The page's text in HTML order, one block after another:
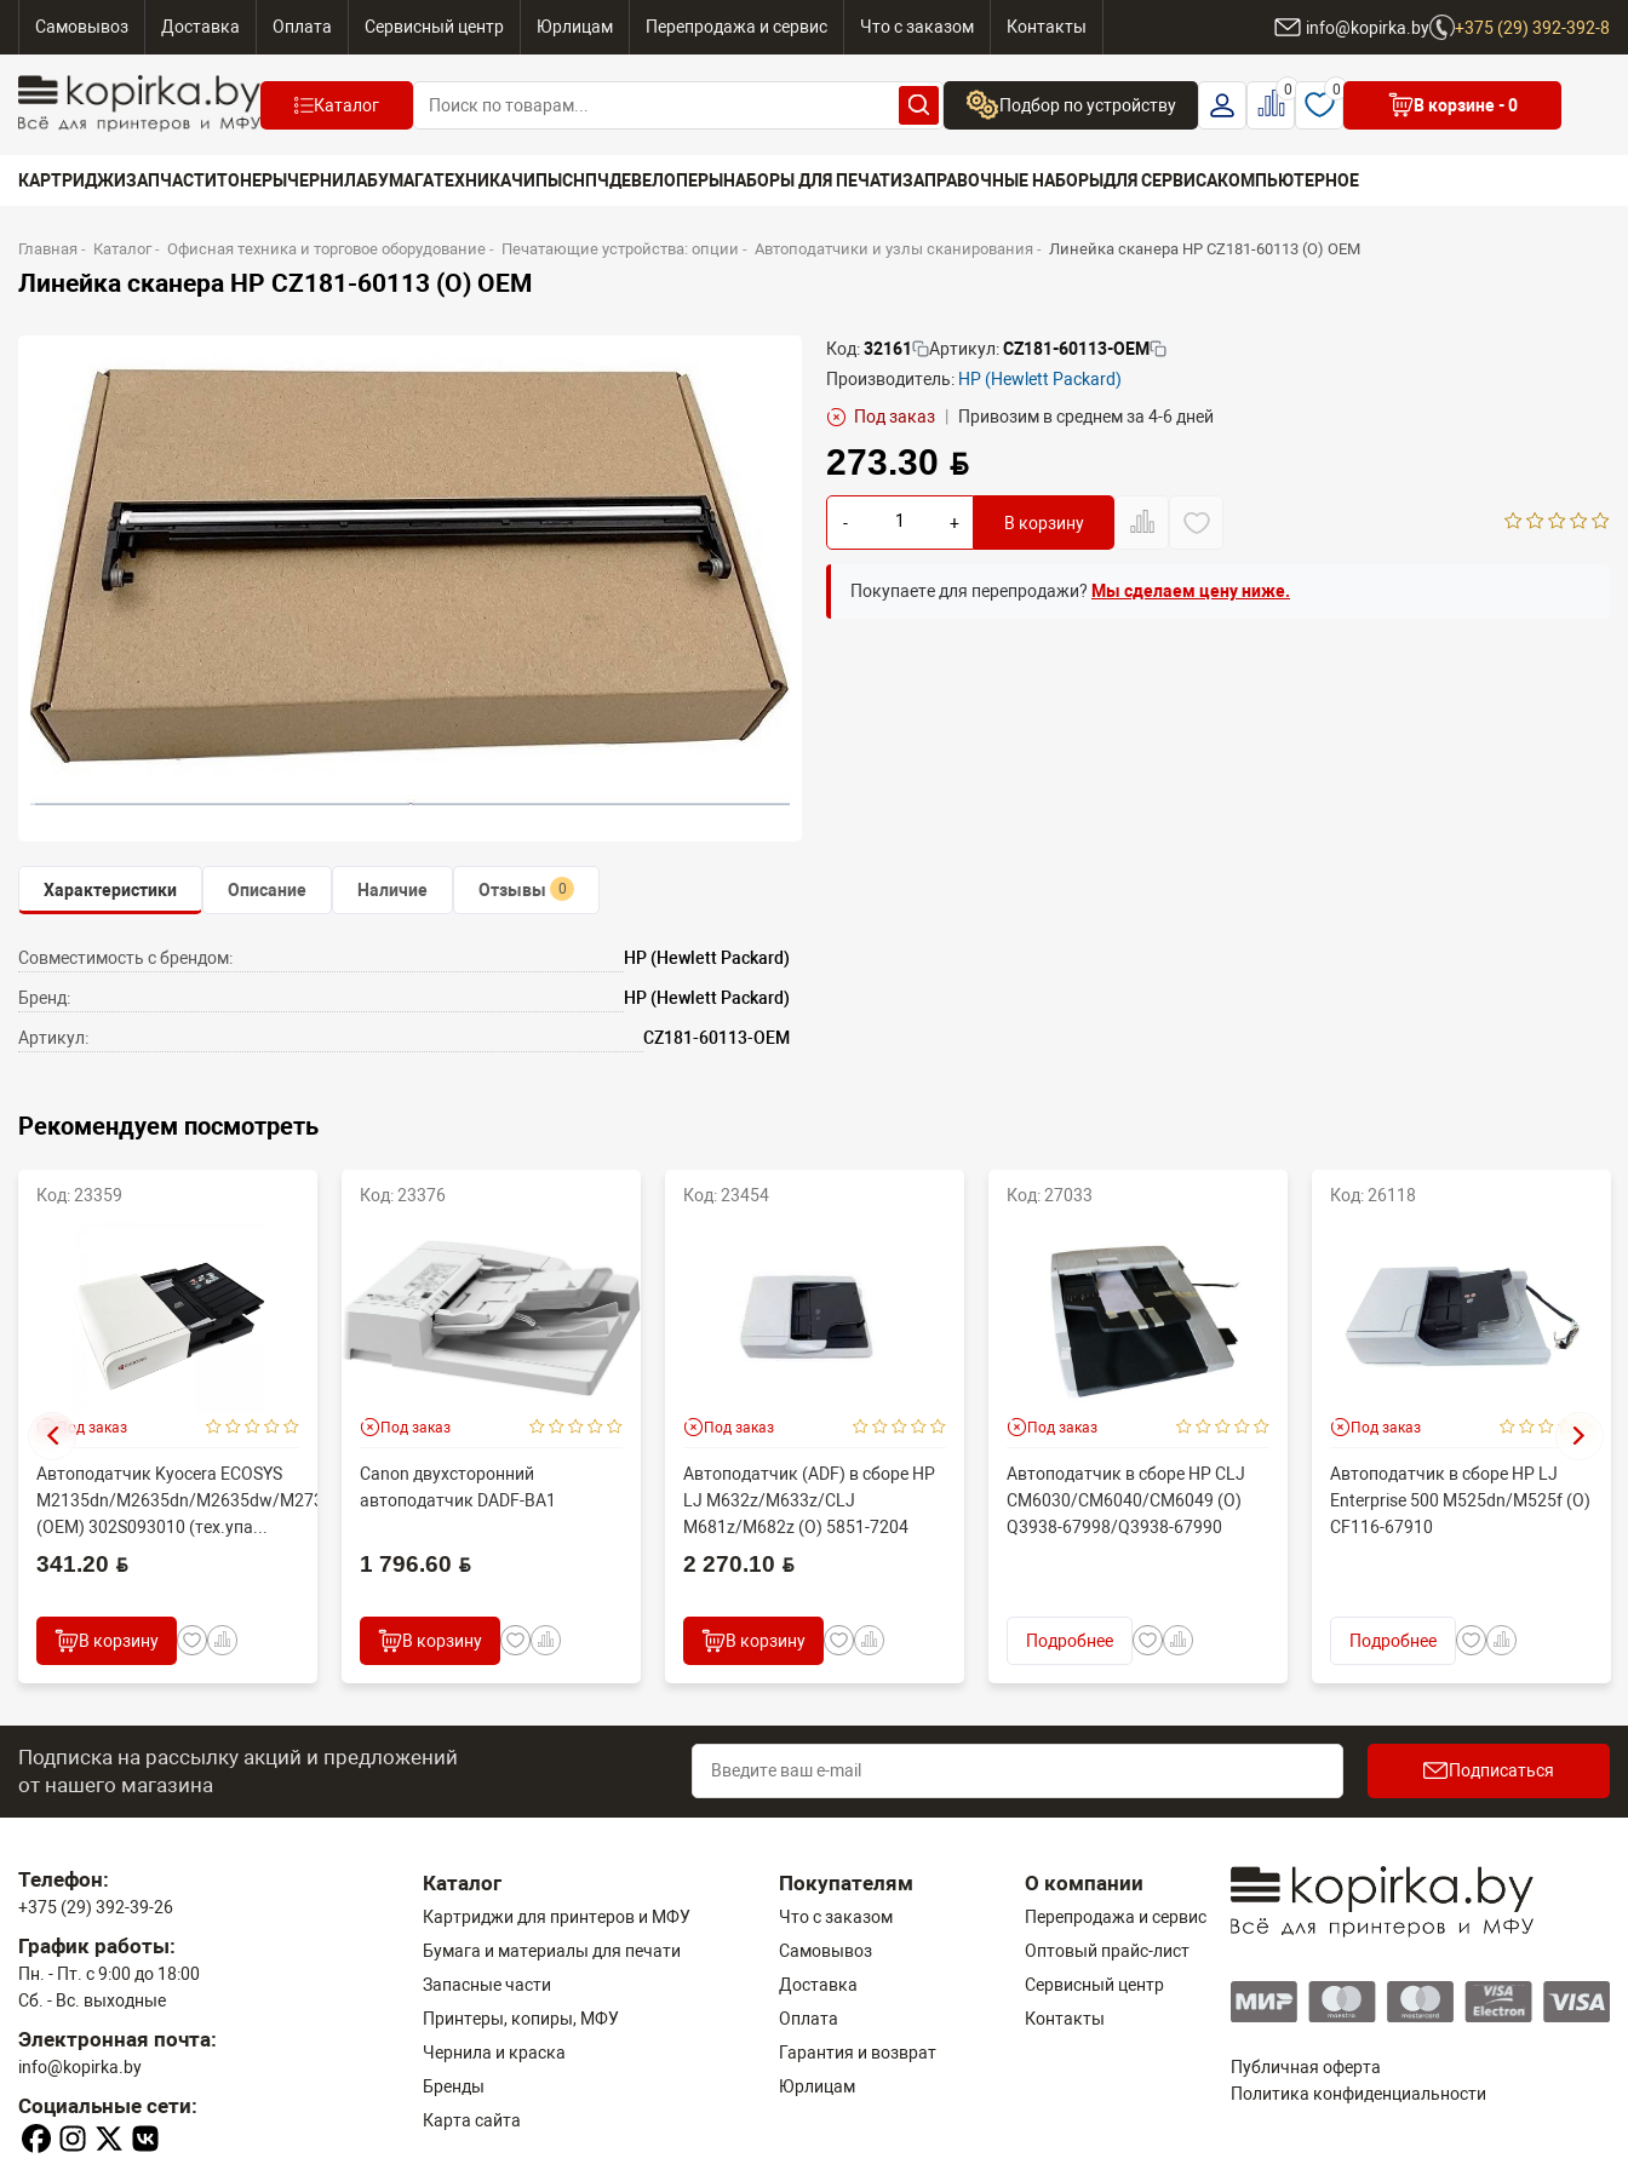
Самовывоз Доставка Оплата Сервисный центр Юрлицам Перепродажа и сервис Что с заказом Контакты info@kopirka.by +375 (29) 392-392-8
Каталог Подбор по устройству
Выберите бренд
Сначала выберите бренд
0 0
В корзине- 0
КАРТРИДЖИЗАПЧАСТИТОНЕРЫ ЧЕРНИЛАБУМАГАТЕХНИКАЧИПЫСНПЧДЕВЕЛОПЕРЫ НАБОРЫ ДЛЯ ПЕЧАТИЗАПРАВОЧНЫЕ НАБОРЫДЛЯ СЕРВИСАКОМПЬЮТЕРНОЕ
Главная - Каталог - Офисная техника и торговое оборудование - Печатающие устройства: опции - Автоподатчики и узлы сканирования - Линейка сканера HP CZ181-60113 (O) OEM
Линейка сканера HP CZ181-60113 (O) OEM
Характеристики Описание Наличие Отзывы 0
Совместимость с брендом: HP (Hewlett Packard)
Бренд: HP (Hewlett Packard)
Артикул: CZ181-60113-OEM
Код:32161 Артикул:CZ181-60113-OEM
Производитель: HP (Hewlett Packard)
Под заказ
Привозим в среднем за 4-6 дней
273.30 BYN
- + В корзину
Покупаете для перепродажи? Мы сделаем цену ниже.
Рекомендуем посмотреть
Код: 23359
Под заказ
Автоподатчик Kyocera ECOSYS
M2135dn/M2635dn/M2635dw/M2735dw
(OEM) 302S093010 (тех.упа...
341.20 BYN
В корзину
Код: 23376
Под заказ
Canon двухсторонний
автоподатчик DADF-BA1
1 796.60 BYN
В корзину
Код: 23454
Под заказ
Автоподатчик (ADF) в сборе HP
LJ M632z/M633z/CLJ
M681z/M682z (O) 5851-7204
2 270.10 BYN
В корзину
Код: 27033
Под заказ
Автоподатчик в сборе HP CLJ
CM6030/CM6040/CM6049 (O)
Q3938-67998/Q3938-67990
Подробнее
Код: 26118
Под заказ
Автоподатчик в сборе HP LJ
Enterprise 500 M525dn/M525f (O)
CF116-67910
Подробнее
Подписка на рассылку акций и предложений
от нашего магазина
Подписаться
Телефон:
+375 (29) 392-39-26
График работы:
Пн. - Пт. с 9:00 до 18:00
Сб. - Вс. выходные
Электронная почта:
info@kopirka.by
Социальные сети:
Каталог
Картриджи для принтеров и МФУ
Бумага и материалы для печати
Запасные части
Принтеры, копиры, МФУ
Чернила и краска
Бренды
Карта сайта
Покупателям
Что с заказом
Самовывоз
Доставка
Оплата
Гарантия и возврат
Юрлицам
О компании
Перепродажа и сервис
Оптовый прайс-лист
Сервисный центр
Контакты
Публичная оферта
Политика конфиденциальности